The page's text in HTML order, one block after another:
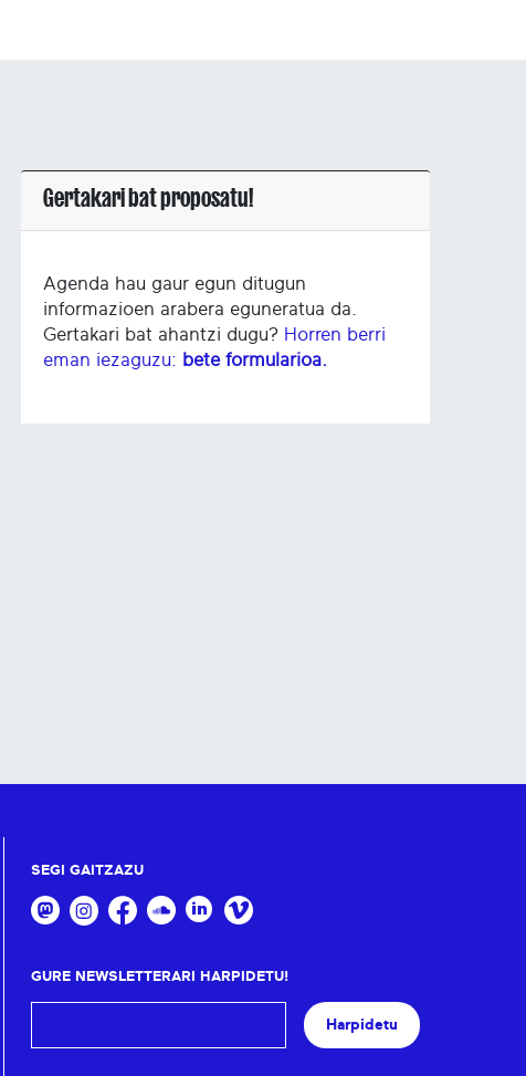
Gertakari bat proposatu!
Agenda hau gaur egun ditugun
informazioen arabera eguneratua da.
Gertakari bat ahantzi dugu? Horren berri
eman iezaguzu: bete formularioa.
SEGI GAITZAZU
GURE NEWSLETTERARI HARPIDETU!
Harpidetu